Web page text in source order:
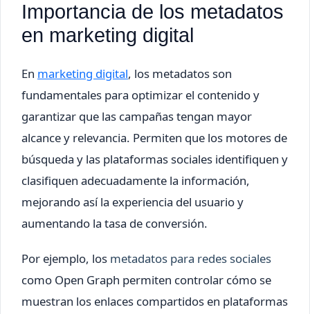
Importancia de los metadatos
en marketing digital
En marketing digital, los metadatos son
fundamentales para optimizar el contenido y
garantizar que las campañas tengan mayor
alcance y relevancia. Permiten que los motores de
búsqueda y las plataformas sociales identifiquen y
clasifiquen adecuadamente la información,
mejorando así la experiencia del usuario y
aumentando la tasa de conversión.
Por ejemplo, los metadatos para redes sociales
como Open Graph permiten controlar cómo se
muestran los enlaces compartidos en plataformas